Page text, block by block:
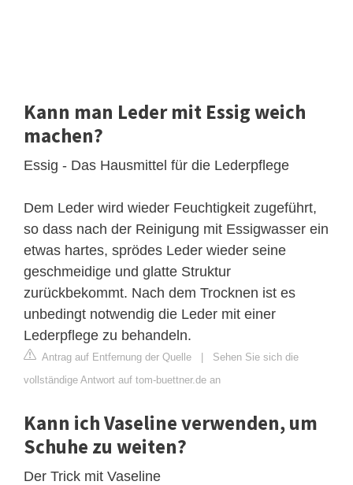
Kann man Leder mit Essig weich
machen?
Essig - Das Hausmittel für die Lederpflege
Dem Leder wird wieder Feuchtigkeit zugeführt,
so dass nach der Reinigung mit Essigwasser ein
etwas hartes, sprödes Leder wieder seine
geschmeidige und glatte Struktur
zurückbekommt. Nach dem Trocknen ist es
unbedingt notwendig die Leder mit einer
Lederpflege zu behandeln.
Antrag auf Entfernung der Quelle | Sehen Sie sich die
vollständige Antwort auf tom-buettner.de an
Kann ich Vaseline verwenden, um
Schuhe zu weiten?
Der Trick mit Vaseline